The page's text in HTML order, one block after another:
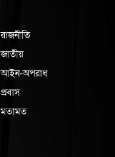
রাজনীতি
জাতীয়
আইন-অপরাধ
প্রবাস
মতামত